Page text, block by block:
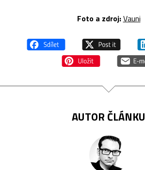
Foto a zdroj:Vauni
AUTOR ČLÁNKU